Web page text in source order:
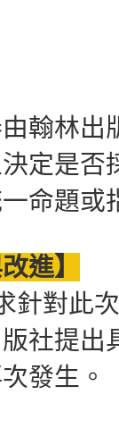
翰林出
定是否
命題或
進】
針對此
社提出
發生。